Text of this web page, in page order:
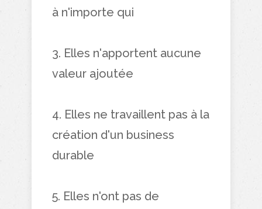
à n'importe qui
3. Elles n'apportent aucune
valeur ajoutée
4. Elles ne travaillent pas à la
création d'un business
durable
5. Elles n'ont pas de